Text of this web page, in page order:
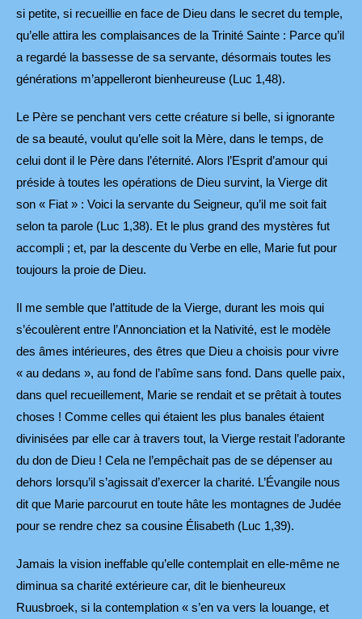
si petite, si recueillie en face de Dieu dans le secret du temple,
qu’elle attira les complaisances de la Trinité Sainte : Parce qu’il
a regardé la bassesse de sa servante, désormais toutes les
générations m’appelleront bienheureuse (Luc 1,48).
Le Père se penchant vers cette créature si belle, si ignorante
de sa beauté, voulut qu’elle soit la Mère, dans le temps, de
celui dont il le Père dans l’éternité. Alors l’Esprit d’amour qui
préside à toutes les opérations de Dieu survint, la Vierge dit
son « Fiat » : Voici la servante du Seigneur, qu’il me soit fait
selon ta parole (Luc 1,38). Et le plus grand des mystères fut
accompli ; et, par la descente du Verbe en elle, Marie fut pour
toujours la proie de Dieu.
Il me semble que l’attitude de la Vierge, durant les mois qui
s’écoulèrent entre l’Annonciation et la Nativité, est le modèle
des âmes intérieures, des êtres que Dieu a choisis pour vivre
« au dedans », au fond de l’abîme sans fond. Dans quelle paix,
dans quel recueillement, Marie se rendait et se prêtait à toutes
choses ! Comme celles qui étaient les plus banales étaient
divinisées par elle car à travers tout, la Vierge restait l’adorante
du don de Dieu ! Cela ne l’empêchait pas de se dépenser au
dehors lorsqu’il s’agissait d’exercer la charité. L’Évangile nous
dit que Marie parcourut en toute hâte les montagnes de Judée
pour se rendre chez sa cousine Élisabeth (Luc 1,39).
Jamais la vision ineffable qu’elle contemplait en elle-même ne
diminua sa charité extérieure car, dit le bienheureux
Ruusbroek, si la contemplation « s’en va vers la louange, et